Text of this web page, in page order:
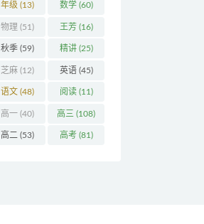
年级 (13) 数学(60)
物理 (51) 王芳(16)
秋季(59) 精讲(25)
芝麻(12) 英语(45)
语文 (48) 阅读(11)
高一(40) 高三 (108)
高二 (53) 高考(81)